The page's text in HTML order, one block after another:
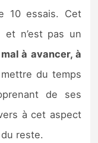
10 essais. Cet
n’est pas un
à avancer, à
du temps
de ses
à cet aspect
reste.